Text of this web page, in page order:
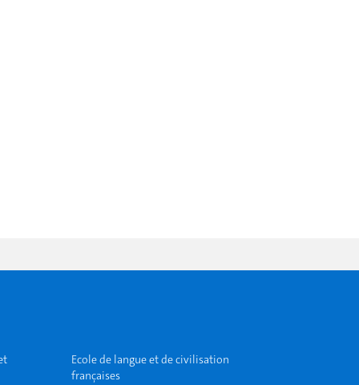
Ecole de langue et de civilisation
françaises